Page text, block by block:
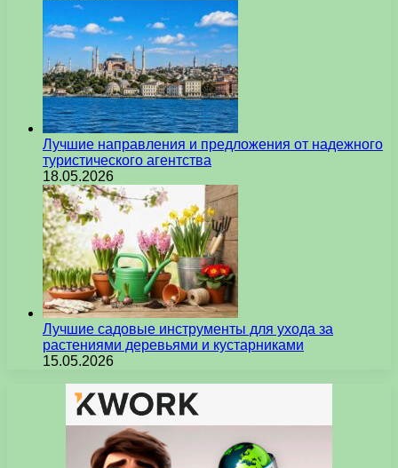
Лучшие направления и предложения от надежного
туристического агентства
18.05.2026
Лучшие садовые инструменты для ухода за
растениями деревьями и кустарниками
15.05.2026